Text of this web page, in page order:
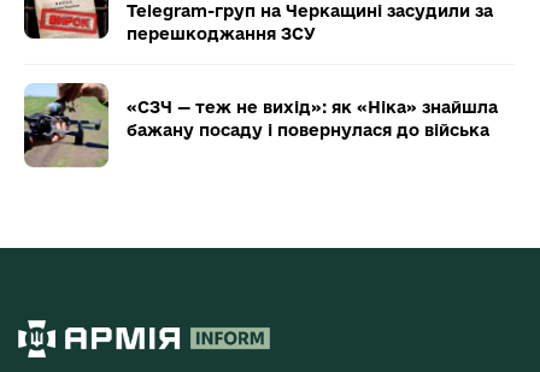
Telegram-груп на Черкащині засудили за
перешкоджання ЗСУ
«СЗЧ — теж не вихід»: як «Ніка» знайшла
бажану посаду і повернулася до війська